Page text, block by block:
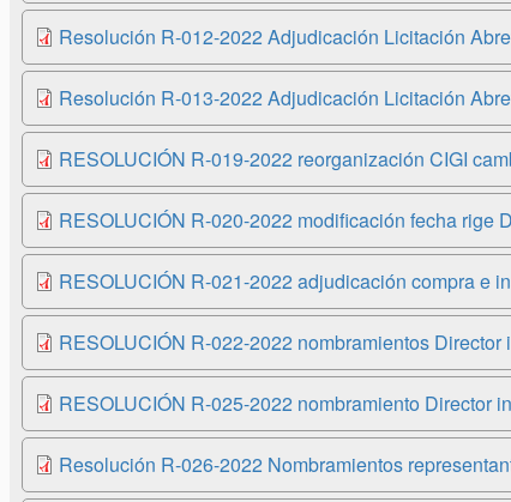
Resolución R-012-2022 Adjudicación Licitación
Resolución R-013-2022 Adjudicación Licitación
RESOLUCIÓN R-019-2022 reorganización CIGI
RESOLUCIÓN R-020-2022 modificación fecha rige
RESOLUCIÓN R-021-2022 adjudicación compra e
RESOLUCIÓN R-022-2022 nombramientos
RESOLUCIÓN R-025-2022 nombramiento Director
Resolución R-026-2022 Nombramientos